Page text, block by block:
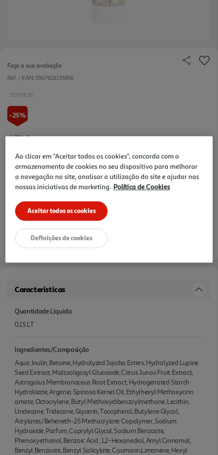
Faça a sua avaliação
Ref. / EAN: 5907618135856
33.93 €/Lt
-25%
Price reduced from
6,79 €to
Notas de preparação
Características
Quantidade Liquida
0.15 LT
Ingredientes/Composição
Aqua, Inulin, Betaine, Hydrolyzed Jojoba Esters, Hydrolyzed Lupine
Seed Extract, Maltooligosyl Glucoside, Citrus Junos Fruit Extract,
Astragalus Membranaceus Root Extract, Hydrogenated Starch
Hydrolisate, Argania Spinosa Kernel Oil, Ethylhexyl Methoxycinn
amate, Octocrylene, Butyl Methoxydibenzoylmethane, Lecithin,
Undecane, Tridecane, Glycerin, Tocopherol, Butylene Glycol,
Acrylates/Beheneth-25 Methacrylate Copolymer, Sodium
Hydroxide, Parfum, Caprylyl Glycol, Sodium Benzoate,
Phenoxyethanol, Benzoic Acid , 1,2-Hexanediol, Amyl Cinnamal,
Benzyl Benzoate, Benzyl Salicylate, Coumarin,Limonene, Hexyl
Ao clicar em "Aceitar todos os cookies", concorda com o
armazenamento de cookies no seu dispositivo para melhorar
a navegação no site, analisar a utilização do site e ajudar nas
nossas iniciativas de marketing. Política de Cookies
Aceitar todos os cookies
Definições de cookies